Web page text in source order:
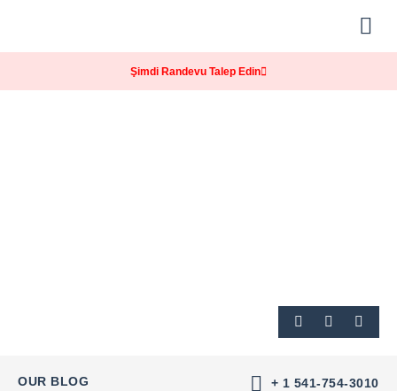
Şimdi Randevu Talep Edin
OUR BLOG + 1 541-754-3010